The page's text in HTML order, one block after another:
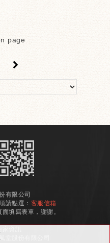
page
有限公司
請點選： 客服信箱
面填寫表單，謝謝。
堂股份有限公司